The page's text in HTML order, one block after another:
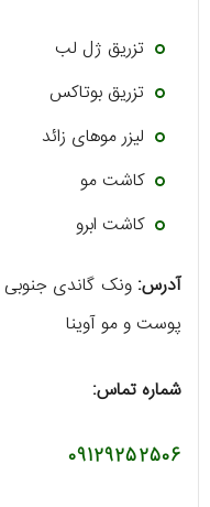
تزریق ژل لب
تزریق بوتاکس
لیزر موهای زائد
کاشت مو
کاشت ابرو
آدرس:
پوست و مو آوینا
شماره تماس:
09129252506